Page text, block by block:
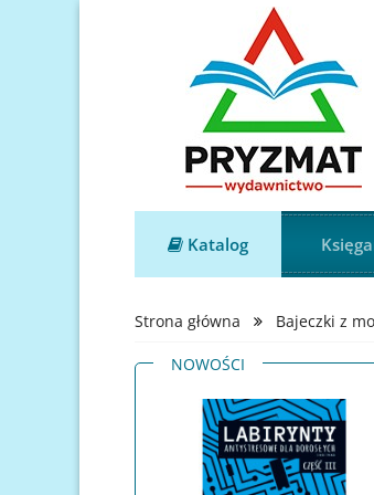
Katalog
Strona główna Bajeczki z
NOWOŚCI